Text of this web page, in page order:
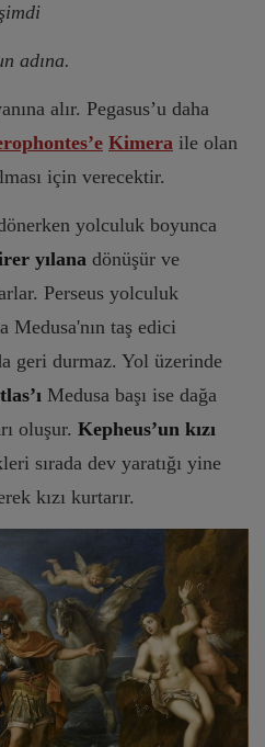
adına.
alır. Pegasus’u daha
Kimera ile olan
için verecektir.
yolculuk boyunca
yılana dönüşür ve
Perseus yolculuk
Medusa'nın taş edici
geri durmaz. Yol üzerinde
Medusa başı ise dağa
oluşur. Kepheus’un kızı
sırada dev yaratığı yine
kızı kurtarır.